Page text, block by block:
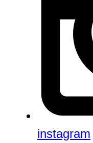
instagram